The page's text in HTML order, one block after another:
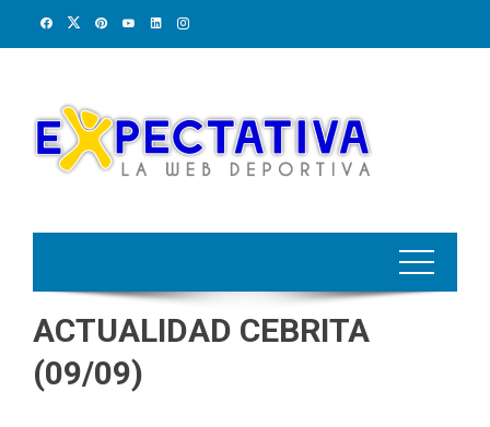
ACTUALIDAD CEBRITA
(09/09)